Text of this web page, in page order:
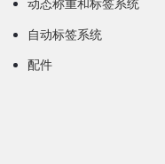
动态称重和标签系统
自动标签系统
配件